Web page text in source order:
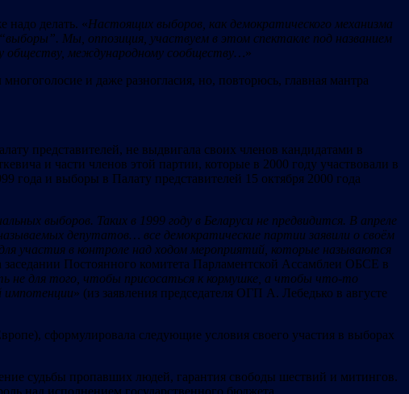
надо делать. «Настоящих выборов, как демократического механизма
оры”. Мы, оппозиция, участвуем в этом спектакле под названием
обществу, международному сообществу…»
и даже разногласия, но, повторюсь, главная мантра
представителей, не выдвигала своих членов кандидатами в
и части членов этой партии, которые в 2000 году участвовали в
и выборы в Палату представителей 15 октября 2000 года
выборов. Таких в 1999 году в Беларуси не предвидится. В апреле
депутатов… все демократические партии заявили о своём
участия в контроле над ходом мероприятий, которые называются
Постоянного комитета Парламентской Ассамблеи ОБСЕ в
не для того, чтобы присосаться к кормушке, а чтобы что-то
импотенции» (из заявления председателя ОГП А. Лебедько в августе
сформулировала следующие условия своего участия в выборах
судьбы пропавших людей, гарантия свободы шествий и митингов.